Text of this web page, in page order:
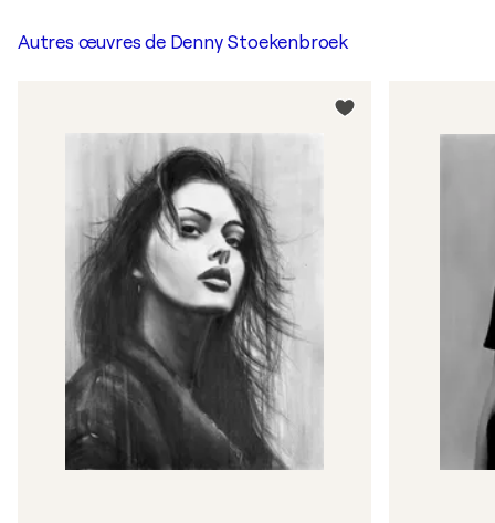
Autres œuvres de Denny Stoekenbroek